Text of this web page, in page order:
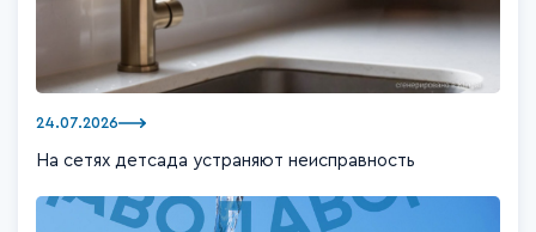
24.07.2026
На сетях детсада устраняют неисправность